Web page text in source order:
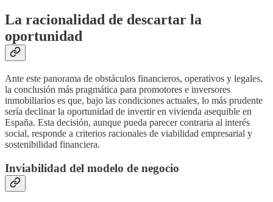
La racionalidad de descartar la
oportunidad
Ante este panorama de obstáculos financieros, operativos y legales,
la conclusión más pragmática para promotores e inversores
inmobiliarios es que, bajo las condiciones actuales, lo más prudente
sería declinar la oportunidad de invertir en vivienda asequible en
España. Esta decisión, aunque pueda parecer contraria al interés
social, responde a criterios racionales de viabilidad empresarial y
sostenibilidad financiera.
Inviabilidad del modelo de negocio